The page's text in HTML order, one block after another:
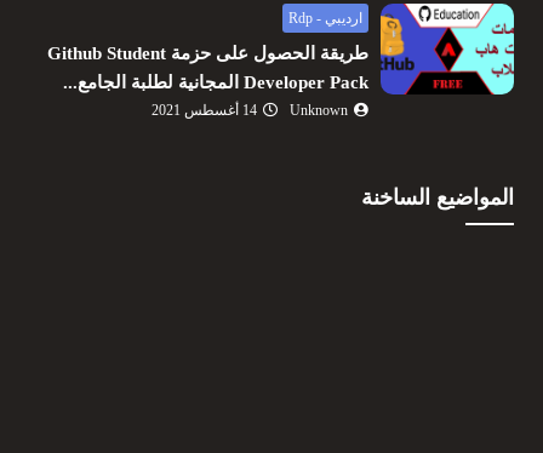
ارديبي - Rdp
طريقة الحصول على حزمة Github Student
Developer Pack المجانية لطلبة الجامع...
Unknown 14 أغسطس 2021
المواضيع الساخنة